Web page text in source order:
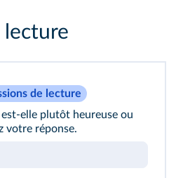
lecture
de lecture
elle plutôt heureuse ou
votre réponse.